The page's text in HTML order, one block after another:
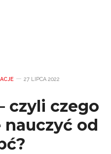
27 LIPCA 2022
czyli czego
od